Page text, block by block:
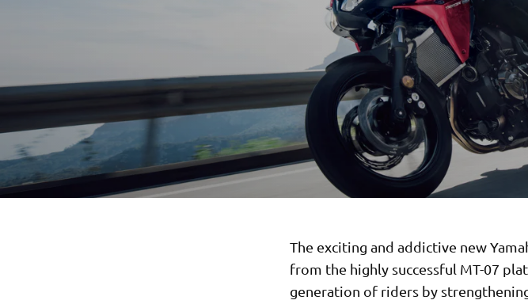
The exciting and addictive new
from the highly successful MT-07
generation of riders by